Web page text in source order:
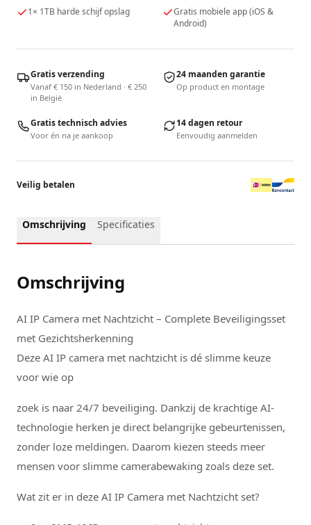
1× 1TB harde schijf opslag
Gratis mobiele app (iOS &
Android)
Gratis verzending
Vanaf € 150 in Nederland · € 250
in België
24 maanden garantie
Op product en montage
Gratis technisch advies
Voor én na je aankoop
14 dagen retour
Eenvoudig aanmelden
Veilig betalen
Omschrijving Specificaties
Omschrijving
AI IP Camera met Nachtzicht – Complete Beveiligingsset
met Gezichtsherkenning
Deze AI IP camera met nachtzicht is dé slimme keuze
voor wie op
zoek is naar 24/7 beveiliging. Dankzij de krachtige AI-
technologie herken je direct belangrijke gebeurtenissen,
zonder loze meldingen. Daarom kiezen steeds meer
mensen voor slimme camerabewaking zoals deze set.
Wat zit er in deze AI IP Camera met Nachtzicht set?